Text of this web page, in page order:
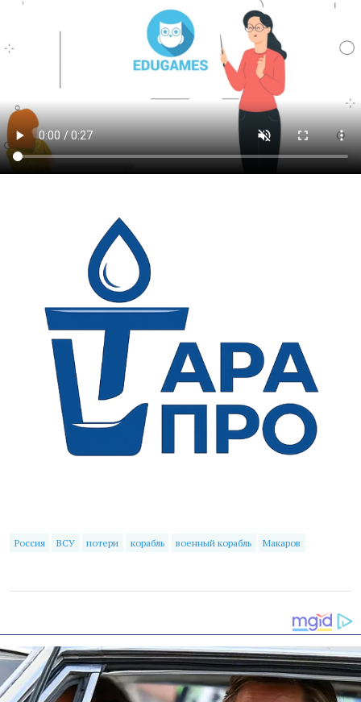
Россия ВСУ потери корабль военный корабль Макаров